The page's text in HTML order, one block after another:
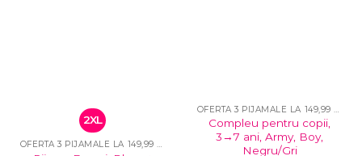
2XL
OFERTA 3 PIJAMALE LA 149,99 LEI
OFERTA 3 PIJAMALE LA 149,99 LEI
Compleu pentru copii,
3→7 ani, Army, Boy,
Negru/Gri